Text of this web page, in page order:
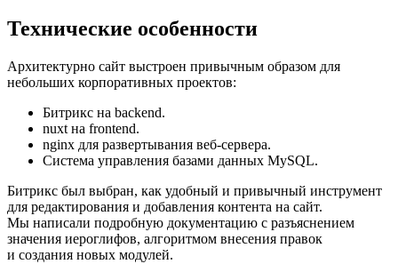
Технические особенности
Архитектурно сайт выстроен привычным образом для
небольших корпоративных проектов:
Битрикс на backend.
nuxt на frontend.
nginx для развертывания веб-сервера.
Система управления базами данных MySQL.
Битрикс был выбран, как удобный и привычный инструмент
для редактирования и добавления контента на сайт.
Мы написали подробную документацию с разъяснением
значения иероглифов, алгоритмом внесения правок
и создания новых модулей.